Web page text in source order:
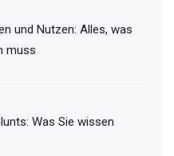
und Nutzen: Alles, was
muss
Was Sie wissen